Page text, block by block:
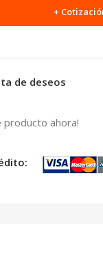
+
de deseos
ahora!